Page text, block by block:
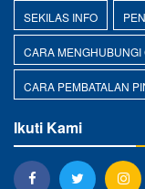
SEKILAS INFO
CARA
CARA PEMBATALAN
Ikuti Kami